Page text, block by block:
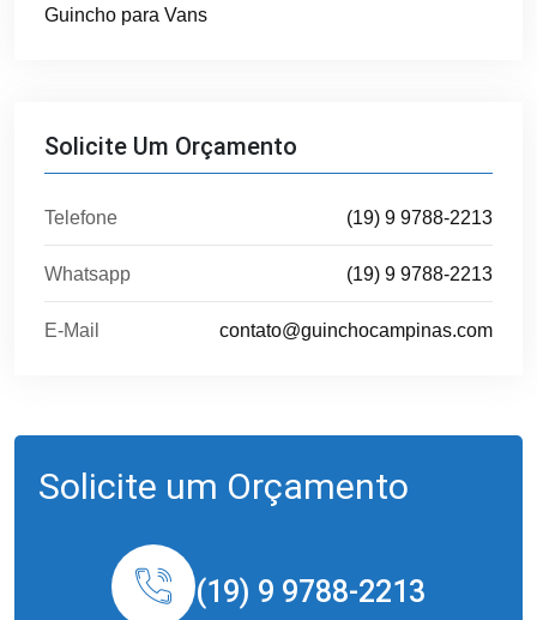
Guincho para Vans
Solicite Um Orçamento
Telefone (19) 9 9788-2213
Whatsapp (19) 9 9788-2213
E-Mail contato@guinchocampinas.com
Solicite um Orçamento
(19) 9 9788-2213